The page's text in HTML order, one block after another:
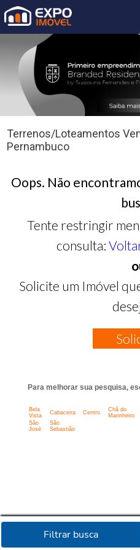
Filtrar busca
Terrenos/Loteamentos
Pernambuco
Oops. Não
Tente restringir
consulta:
Solicite um Imóvel
Para melhorar sua pesquisa,
Bela
Vista
Cabaceira Centro
Chã do
Marinheiro
São
José
São
Sebastião